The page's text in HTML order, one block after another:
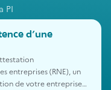
PI
d’une
entreprises (RNE), un
de votre entreprise